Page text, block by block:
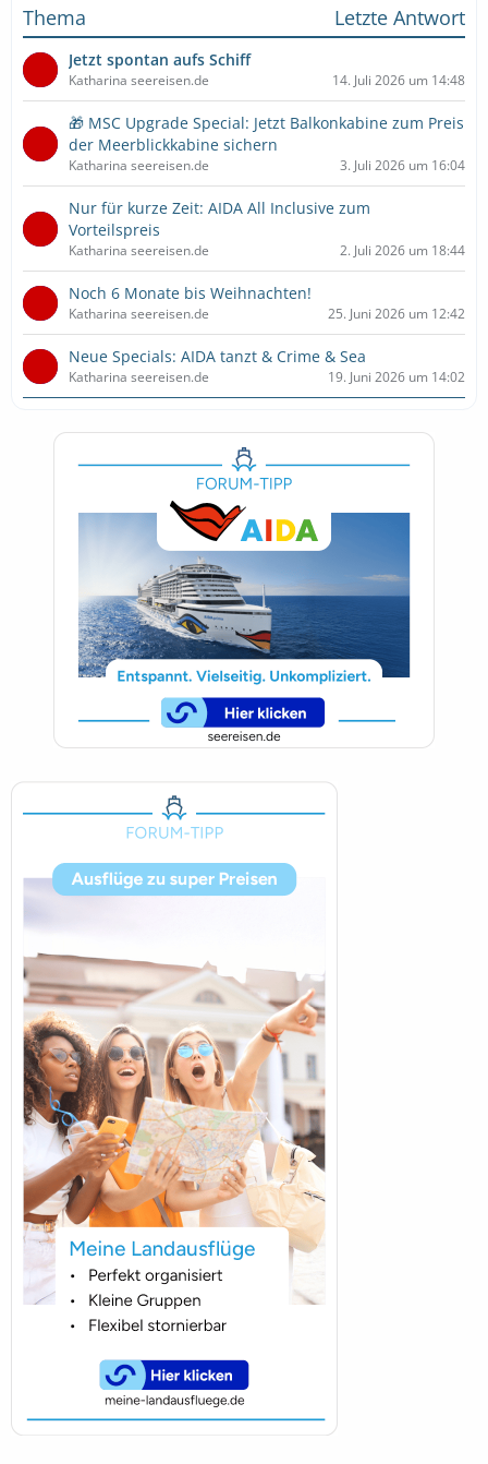
Thema Letzte Antwort
Jetzt spontan aufs Schiff
Katharina seereisen.de 14. Juli 2026 um 14:48
🎁 MSC Upgrade Special: Jetzt Balkonkabine zum Preis
der Meerblickkabine sichern
Katharina seereisen.de 3. Juli 2026 um 16:04
Nur für kurze Zeit: AIDA All Inclusive zum
Vorteilspreis
Katharina seereisen.de 2. Juli 2026 um 18:44
Noch 6 Monate bis Weihnachten!
Katharina seereisen.de 25. Juni 2026 um 12:42
Neue Specials: AIDA tanzt & Crime & Sea
Katharina seereisen.de 19. Juni 2026 um 14:02